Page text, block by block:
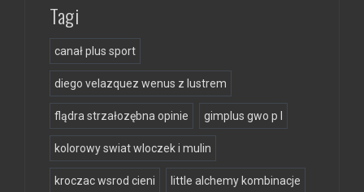
Tagi
canał plus sport
diego velazquez wenus z lustrem
flądra strzałozębna opinie gimplus gwo p l
kolorowy swiat wloczek i mulin
kroczac wsrod cieni little alchemy kombinacje